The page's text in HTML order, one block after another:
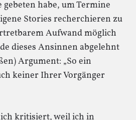
habe, um Termine
Stories recherchieren zu
Aufwand möglich
dieses Ansinnen abgelehnt
Argument: „So ein
keiner Ihrer Vorgänger
kritisiert, weil ich in